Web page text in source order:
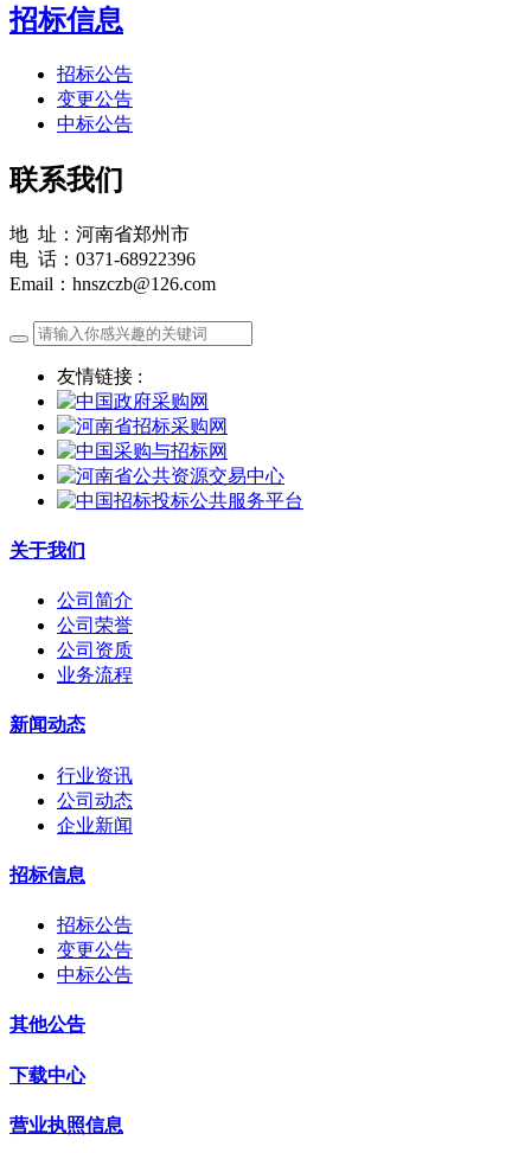
招标信息
招标公告
变更公告
中标公告
联系我们
地 址：河南省郑州市
电 话：0371-68922396
Email：hnszczb@126.com
友情链接 :
关于我们
公司简介
公司荣誉
公司资质
业务流程
新闻动态
行业资讯
公司动态
企业新闻
招标信息
招标公告
变更公告
中标公告
其他公告
下载中心
营业执照信息